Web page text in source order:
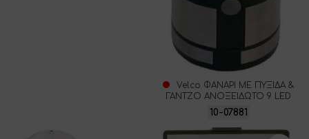
Velco ΦΑΝΑΡΙ ΜΕ ΠΥΞΙΔΑ &
ΓΑΝΤΖΟ ΑΝΟΞΕΙΔΩΤΟ 9 LED
10-07881